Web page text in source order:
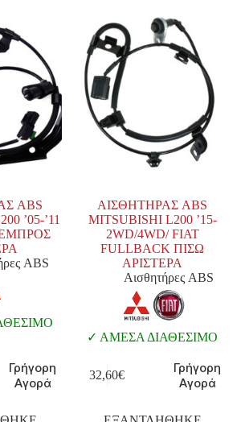
ABS
’05-’11
ABS
Γρήγορη
Αγορά
ΑΙΣΘΗΤΗΡΑΣ ABS
MITSUBISHI L200 ’15-
2WD/4WD/ FIAT
FULLBACK ΠΙΣΩ
ΑΡΙΣΤΕΡΑ
Αισθητήρες ABS
ΑΜΕΣΑ ΔΙΑΘΕΣΙΜΟ
32,60€
Γρήγορη
Αγορά